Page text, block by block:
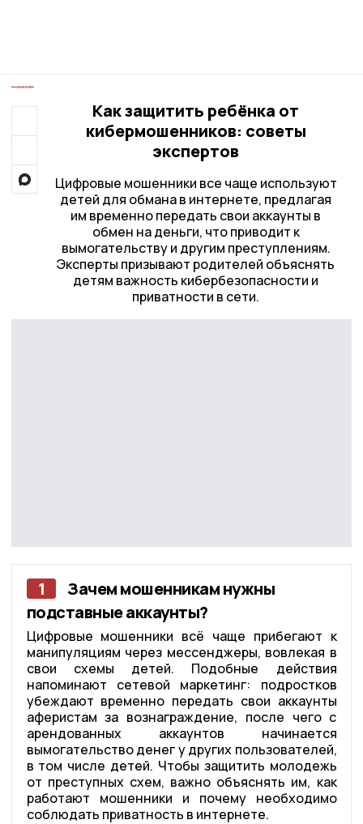
Как защитить ребёнка от
кибермошенников: советы
экспертов
Цифровые мошенники все чаще используют
детей для обмана в интернете, предлагая
им временно передать свои аккаунты в
обмен на деньги, что приводит к
вымогательству и другим преступлениям.
Эксперты призывают родителей объяснять
детям важность кибербезопасности и
приватности в сети.
1
Зачем мошенникам нужны
подставные аккаунты?
Цифровые мошенники всё чаще прибегают к
манипуляциям через мессенджеры, вовлекая в
свои схемы детей. Подобные действия
напоминают сетевой маркетинг: подростков
убеждают временно передать свои аккаунты
аферистам за вознаграждение, после чего с
арендованных аккаунтов начинается
вымогательство денег у других пользователей,
в том числе детей. Чтобы защитить молодежь
от преступных схем, важно объяснять им, как
работают мошенники и почему необходимо
соблюдать приватность в интернете.